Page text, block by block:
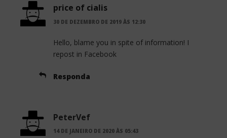
price of cialis
30 DE DEZEMBRO DE 2019 ÀS 12:30
Hello, blame you in spite of information! I
repost in Facebook
Responda
PeterVef
14 DE JANEIRO DE 2020 ÀS 05:43